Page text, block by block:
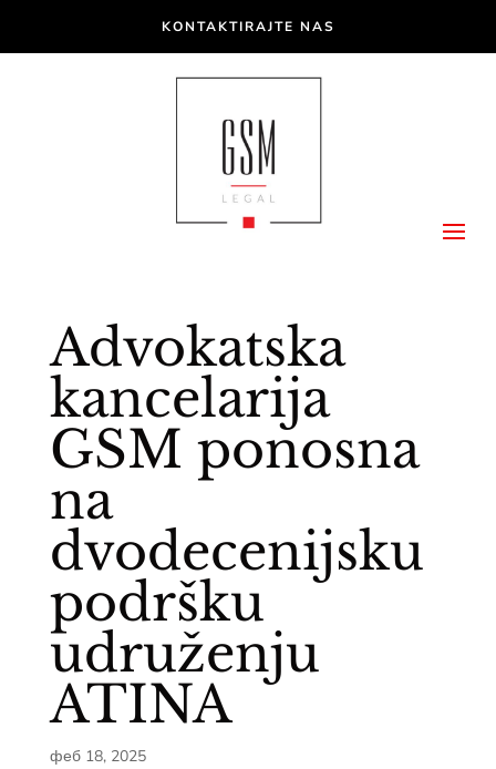
KONTAKTIRAJTE NAS
Advokatska
kancelarija
GSM ponosna
na
dvodecenijsku
podršku
udruženju
ATINA
феб 18, 2025